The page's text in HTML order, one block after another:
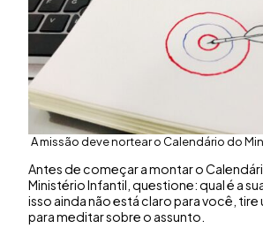
A missão deve nortear o Calendário do
Antes de começar a montar o
Ministério Infantil, questione: qual é a
isso ainda não está claro para você,
para meditar sobre o assunto.